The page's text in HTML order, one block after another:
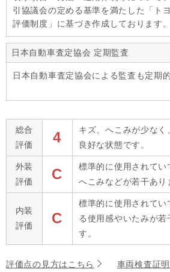
引協議会の定める基準を満たした「ト
評価制度」に基づき作成しております。
日本自動車査定協会 定期監査
日本自動車査定協会による監査も定期
総合
評価
4
キズ、へこみが少なく
良好な状態です。
外装
評価
C
標準的に使用されてい
へこみなどが若干あり
内装
評価
C
標準的に使用されてい
る使用感やいたみが若
す。
評価点の見方はこちら 車両検査証